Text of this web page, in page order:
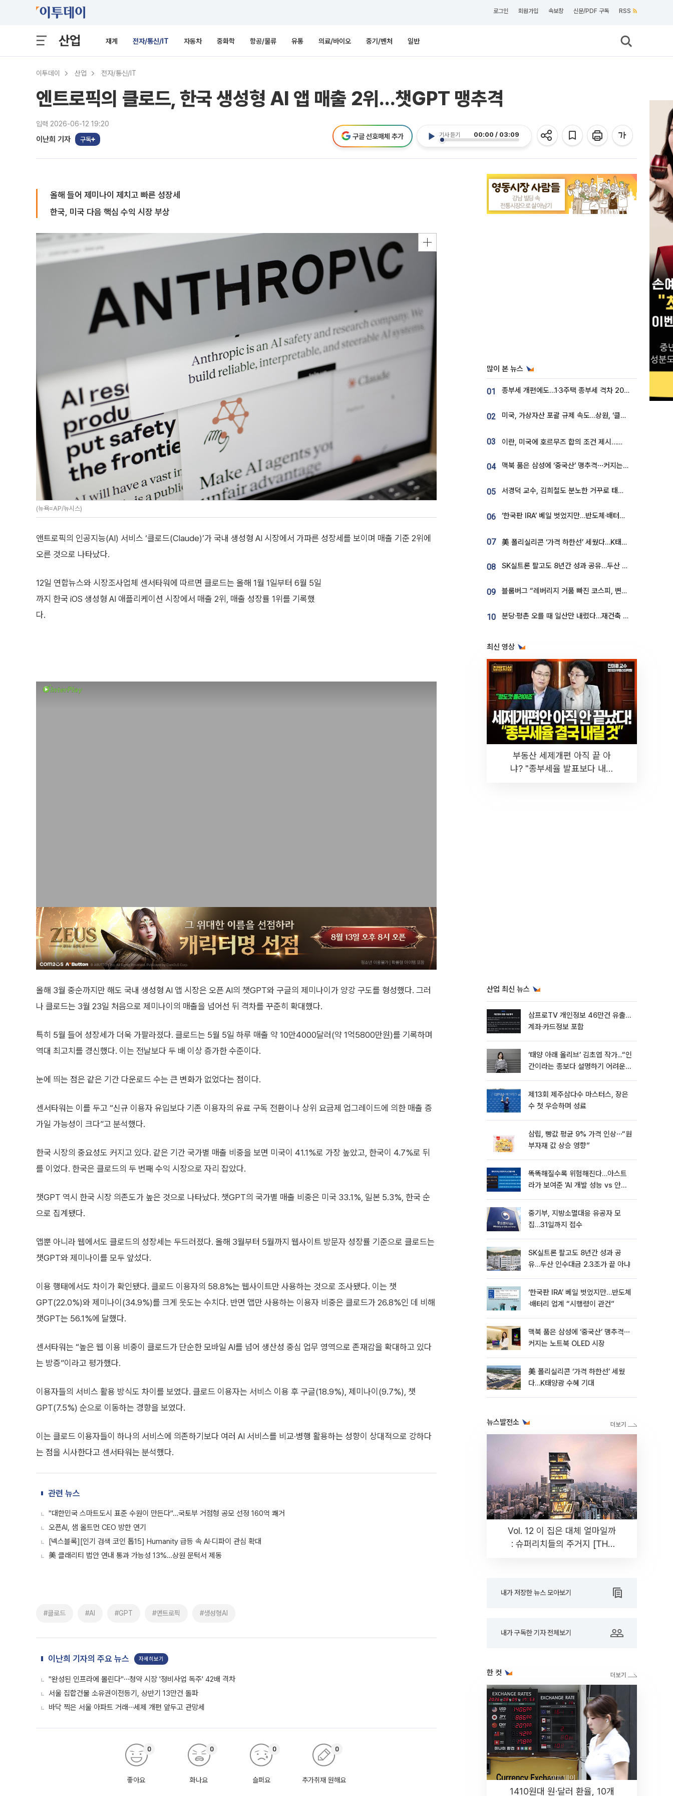
로그인 회원가입 속보창 신문/PDF 구독 RSS
산업 재계 전자/통신/IT 자동차 중화학 항공/물류 유통 의료/바이오 중기/벤처 일반
이투데이 산업 전자/통신/IT
엔트로픽의 클로드, 한국 생성형 AI 앱 매출 2위…챗GPT 맹추격
입력 2026-06-12 19:20
이난희 기자 구독
기사 듣기 00:00 / 03:09
구글 선호매체 추가
올해 들어 제미나이 제치고 빠른 성장세
한국, 미국 다음 핵심 수익 시장 부상
(뉴욕=AP/뉴시스)
앤트로픽의 인공지능(AI) 서비스 ‘클로드(Claude)’가 국내 생성형 AI 시장에서 가파른 성장세를 보이며 매출 기준 2위에
오른 것으로 나타났다.
12일 연합뉴스와 시장조사업체 센서타워에 따르면 클로드는 올해 1월 1일부터 6월 5일
까지 한국 iOS 생성형 AI 애플리케이션 시장에서 매출 2위, 매출 성장률 1위를 기록했
다.
올해 3월 중순까지만 해도 국내 생성형 AI 앱 시장은 오픈 AI의 챗GPT와 구글의 제미나이가 양강 구도를 형성했다. 그러
나 클로드는 3월 23일 처음으로 제미나이의 매출을 넘어선 뒤 격차를 꾸준히 확대했다.
특히 5월 들어 성장세가 더욱 가팔라졌다. 클로드는 5월 5일 하루 매출 약 10만4000달러(약 1억5800만원)를 기록하며
역대 최고치를 경신했다. 이는 전날보다 두 배 이상 증가한 수준이다.
눈에 띄는 점은 같은 기간 다운로드 수는 큰 변화가 없었다는 점이다.
센서타워는 이를 두고 “신규 이용자 유입보다 기존 이용자의 유료 구독 전환이나 상위 요금제 업그레이드에 의한 매출 증
가일 가능성이 크다”고 분석했다.
한국 시장의 중요성도 커지고 있다. 같은 기간 국가별 매출 비중을 보면 미국이 41.1%로 가장 높았고, 한국이 4.7%로 뒤
를 이었다. 한국은 클로드의 두 번째 수익 시장으로 자리 잡았다.
챗GPT 역시 한국 시장 의존도가 높은 것으로 나타났다. 챗GPT의 국가별 매출 비중은 미국 33.1%, 일본 5.3%, 한국 순
으로 집계됐다.
앱뿐 아니라 웹에서도 클로드의 성장세는 두드러졌다. 올해 3월부터 5월까지 웹사이트 방문자 성장률 기준으로 클로드는
챗GPT와 제미나이를 모두 앞섰다.
이용 행태에서도 차이가 확인됐다. 클로드 이용자의 58.8%는 웹사이트만 사용하는 것으로 조사됐다. 이는 챗
GPT(22.0%)와 제미나이(34.9%)를 크게 웃도는 수치다. 반면 앱만 사용하는 이용자 비중은 클로드가 26.8%인 데 비해
챗GPT는 56.1%에 달했다.
센서타워는 “높은 웹 이용 비중이 클로드가 단순한 모바일 AI를 넘어 생산성 중심 업무 영역으로 존재감을 확대하고 있다
는 방증”이라고 평가했다.
이용자들의 서비스 활용 방식도 차이를 보였다. 클로드 이용자는 서비스 이용 후 구글(18.9%), 제미나이(9.7%), 챗
GPT(7.5%) 순으로 이동하는 경향을 보였다.
이는 클로드 이용자들이 하나의 서비스에 의존하기보다 여러 AI 서비스를 비교·병행 활용하는 성향이 상대적으로 강하다
는 점을 시사한다고 센서타워는 분석했다.
관련 뉴스
"대한민국 스마트도시 표준 수원이 만든다"…국토부 거점형 공모 선정 160억 쾌거
오픈AI, 샘 올트먼 CEO 방한 연기
[넥스블록][인기 검색 코인 톱15] Humanity 급등 속 AI·디파이 관심 확대
美 클래리티 법안 연내 통과 가능성 13%…상원 문턱서 제동
#클로드 #AI #GPT #앤트로픽 #생성형AI
이난희 기자의 주요 뉴스 자세히보기
"완성된 인프라에 몰린다"⋯청약 시장 '정비사업 독주' 42배 격차
서울 집합건물 소유권이전등기, 상반기 13만건 돌파
바닥 찍은 서울 아파트 거래⋯세제 개편 앞두고 관망세
좋아요
0
화나요
0
슬퍼요
0
추가취재 원해요
0
많이 본 뉴스
01 종부세 개편에도…1·3주택 종부세 격차 2028년부터 확대
02 미국, 가상자산 포괄 규제 속도…상원, ‘클래리티법’ 9월 절차투표 추진
03 이란, 미국에 호르무즈 합의 조건 제시…美 “경기 아직 안 끝나” [종합]
04 맥북 품은 삼성에 ‘중국산’ 맹추격⋯커지는 노트북 OLED 시장
05 서경덕 교수, 김희철도 분노한 거꾸로 태극기⋯"엉터리는 아냐, 아쉬울 뿐"
06 ‘한국판 IRA’ 베일 벗었지만…반도체·배터리 업계 “시행령이 관건”
07 美 폴리실리콘 ‘가격 하한선’ 세웠다…K태양광 수혜 기대
08 SK실트론 팔고도 8년간 성과 공유…두산 인수대금 2.3조가 끝 아냐
09 블룸버그 “레버리지 거품 빠진 코스피, 변동성 최악 국면 지났을 가능성”
10 분당·평촌 오를 때 일산만 내렸다…재건축 기대감도 ‘무색’
최신 영상
부동산 세제개편 아직 끝 아
냐? "종부세율 발표보다 내릴
산업 최신 뉴스
삼프로TV 개인정보 46만건 유출…
계좌·카드정보 포함
‘태양 아래 올리브’ 김초엽 작가...“인
간이라는 종보다 설명하기 어려운
뷰]
제13회 제주삼다수 마스터스, 장은
수 첫 우승하며 성료
삼립, 빵값 평균 9% 가격 인상⋯“원
부자재 값 상승 영향”
똑똑해질수록 위험해진다…아스트
라가 보여준 'AI 개발 성능 vs 안전
중기부, 지방소멸대응 유공자 모
집…31일까지 접수
SK실트론 팔고도 8년간 성과 공
유…두산 인수대금 2.3조가 끝 아냐
‘한국판 IRA’ 베일 벗었지만…반도체
·배터리 업계 “시행령이 관건”
맥북 품은 삼성에 ‘중국산’ 맹추격⋯
커지는 노트북 OLED 시장
美 폴리실리콘 ‘가격 하한선’ 세웠
다…K태양광 수혜 기대
뉴스발전소
Vol. 12 이 집은 대체 얼마일까
: 슈퍼리치들의 주거지 [THE
내가 저장한 뉴스 모아보기
내가 구독한 기자 전체보기
한 컷
1410원대 원·달러 환율, 10개